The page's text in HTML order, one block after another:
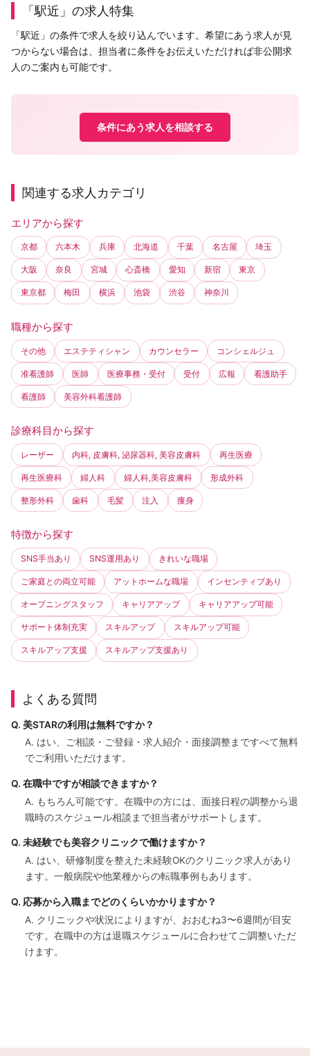
「駅近」の求人特集
「駅近」の条件で求人を絞り込んでいます。希望にあう求人が見
つからない場合は、担当者に条件をお伝えいただければ非公開求
人のご案内も可能です。
条件にあう求人を相談する
関連する求人カテゴリ
エリアから探す
京都 六本木 兵庫 北海道 千葉 名古屋 埼玉
大阪 奈良 宮城 心斎橋 愛知 新宿 東京
東京都 梅田 横浜 池袋 渋谷 神奈川
職種から探す
その他 エステティシャン カウンセラー コンシェルジュ
准看護師 医師 医療事務・受付 受付 広報 看護助手
看護師 美容外科看護師
診療科目から探す
レーザー 内科, 皮膚科, 泌尿器科, 美容皮膚科 再生医療
再生医療科 婦人科 婦人科,美容皮膚科 形成外科
整形外科 歯科 毛髪 注入 痩身
特徴から探す
SNS手当あり SNS運用あり きれいな職場
ご家庭との両立可能 アットホームな職場 インセンティブあり
オープニングスタッフ キャリアアップ キャリアアップ可能
サポート体制充実 スキルアップ スキルアップ可能
スキルアップ支援 スキルアップ支援あり
よくある質問
Q. 美STARの利用は無料ですか？
A. はい、ご相談・ご登録・求人紹介・面接調整まですべて無料
でご利用いただけます。
Q. 在職中ですが相談できますか？
A. もちろん可能です。在職中の方には、面接日程の調整から退
職時のスケジュール相談まで担当者がサポートします。
Q. 未経験でも美容クリニックで働けますか？
A. はい、研修制度を整えた未経験OKのクリニック求人があり
ます。一般病院や他業種からの転職事例もあります。
Q. 応募から入職までどのくらいかかりますか？
A. クリニックや状況によりますが、おおむね3〜6週間が目安
です。在職中の方は退職スケジュールに合わせてご調整いただ
けます。